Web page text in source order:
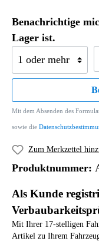
Benachrichtige
Lager ist.
Mit dem Absenden des
sowie die
Zum Merkzettel
Produktnummer:
Als Kunde
Mit Ihrer 17-stelligen
Artikel zu Ihrem Fahrzeug